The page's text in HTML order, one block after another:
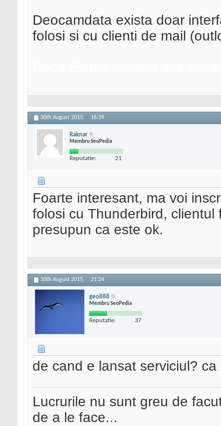
Deocamdata exista doar
folosi si cu clienti de mail
30th August 2015, 16:39
Raknar
Membru SeoPedia
Reputatie: 21
Foarte interesant, ma voi
folosi cu Thunderbird,
presupun ca este ok.
30th August 2015, 21:24
geo888
Membru SeoPedia
Reputatie: 37
de cand e lansat serviciul?
Lucrurile nu sunt greu de
de a le face...